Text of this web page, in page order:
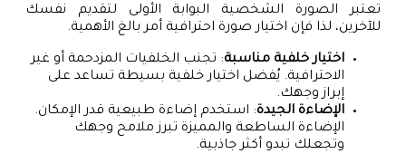
تعتبر الصورة الشخصية البوابة الأولى لتقديم نفسك
للآخرين، لذا فإن اختيار صورة احترافية أمر بالغ الأهمية.
اختيار خلفية مناسبة: تجنب الخلفيات المزدحمة أو غير
الاحترافية. يُفضل اختيار خلفية بسيطة تساعد على
إبراز وجهك.
الإضاءة الجيدة: استخدم إضاءة طبيعية قدر الإمكان.
الإضاءة الساطعة والمميزة تبرز ملامح وجهك
وتجعلك تبدو أكثر جاذبية.